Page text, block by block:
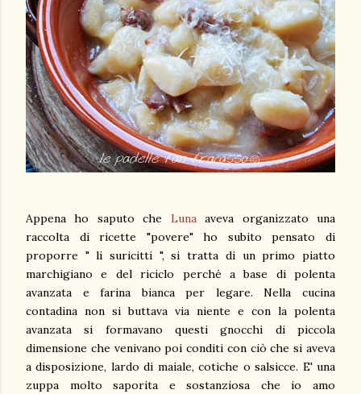
Appena ho saputo che Lunaaveva organizzato una
raccolta di ricette "povere" ho subito pensato di
proporre " li suricitti ", si tratta di un primo piatto
marchigiano e del riciclo perché a base di polenta
avanzata e farina bianca per legare. Nella cucina
contadina non si buttava via niente e con la polenta
avanzata si formavano questi gnocchi di piccola
dimensione che venivano poi conditi con ciò che si aveva
a disposizione, lardo di maiale, cotiche o salsicce. E' una
zuppa molto saporita e sostanziosa che io amo